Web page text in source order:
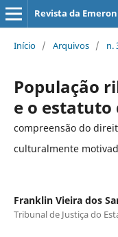
Revista da Emeron
Início / Arquivos / n.
População
e o estatuto
compreensão do
culturalmente
Franklin Vieira dos
Tribunal de Justiça do